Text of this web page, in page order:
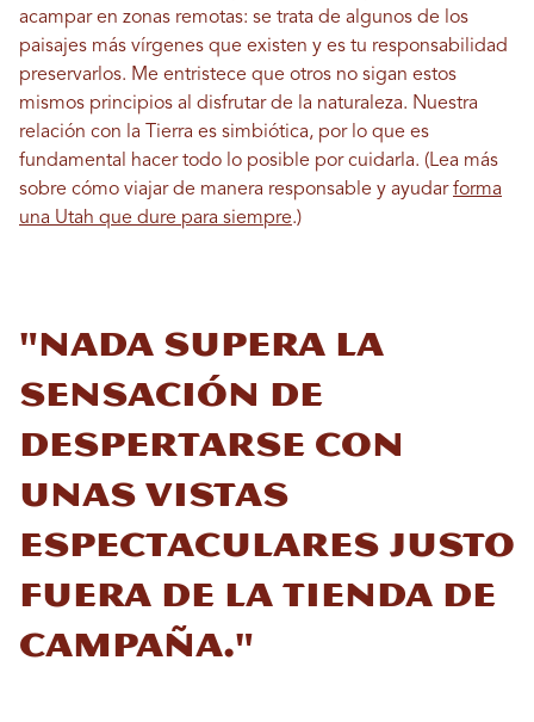
acampar en zonas remotas: se trata de algunos de los
paisajes más vírgenes que existen y es tu responsabilidad
preservarlos. Me entristece que otros no sigan estos
mismos principios al disfrutar de la naturaleza. Nuestra
relación con la Tierra es simbiótica, por lo que es
fundamental hacer todo lo posible por cuidarla. (Lea más
sobre cómo viajar de manera responsable y ayudarforma
una Utah que dure para siempre.)
"Nada supera la
sensación de
despertarse con
unas vistas
espectaculares justo
fuera de la tienda de
campaña."